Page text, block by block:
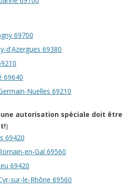
69700
d'Azergues 69380
69640
Nuelles 69210
autorisation spéciale doit être
)
69420
en-Gal 69560
69420
sur-le-Rhône 69560